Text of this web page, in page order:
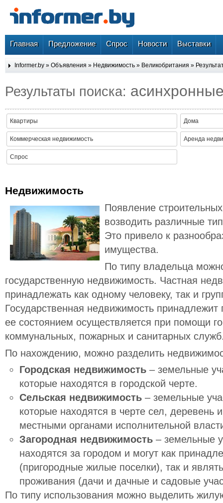
Главная Предложение Спрос Новости Выставки
Informer.by » Объявления » Недвижимость » Великобритания »
Результаты поиска:
Квартиры Дома
Коммерческая недвижимость Аренда
Спрос
Недвижимость
Появление
возводить различные
Это привело к
имущества.
По типу владельца
государственную недвижимость. Частная
принадлежать как одному человеку, так и
Государственная недвижимость принадлежит
ее состоянием осуществляется при помощи
коммунальных, пожарных и санитарных
По нахождению, можно разделить
Городская недвижимость– земельные
которые находятся в городской черте.
Сельская недвижимость– земельные
которые находятся в черте сел, деревень
местными органами исполнительной
Загородная недвижимость– земельные
находятся за городом и могут как
(пригородные жилые поселки), так и
проживания (дачи и дачные и садовые
По типу использования можно выделить